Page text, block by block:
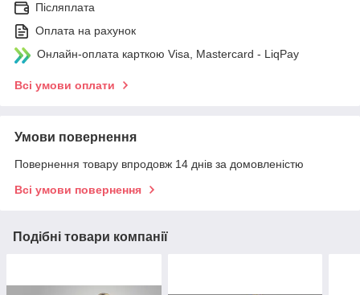
Післяплата
Оплата на рахунок
Онлайн-оплата карткою Visa, Mastercard - LiqPay
Всі умови оплати
Умови повернення
Повернення товару впродовж 14 днів за домовленістю
Всі умови повернення
Подібні товари компанії